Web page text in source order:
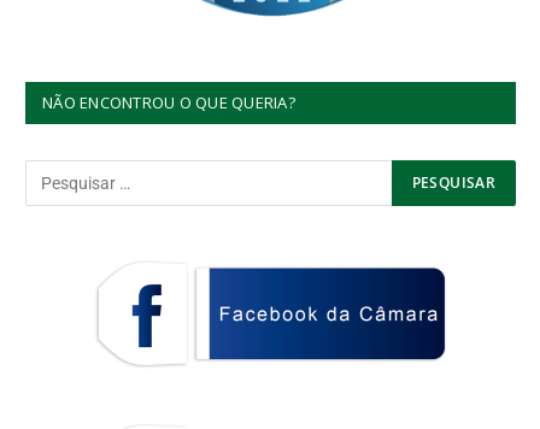
NÃO ENCONTROU O QUE QUERIA?